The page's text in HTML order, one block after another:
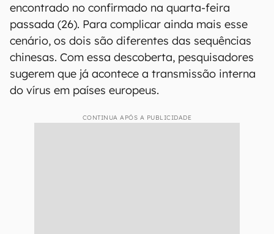
encontrado no confirmado na quarta-feira
passada (26). Para complicar ainda mais esse
cenário, os dois são diferentes das sequências
chinesas. Com essa descoberta, pesquisadores
sugerem que já acontece a transmissão interna
do vírus em países europeus.
CONTINUA APÓS A PUBLICIDADE